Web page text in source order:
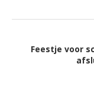
Feestje voor